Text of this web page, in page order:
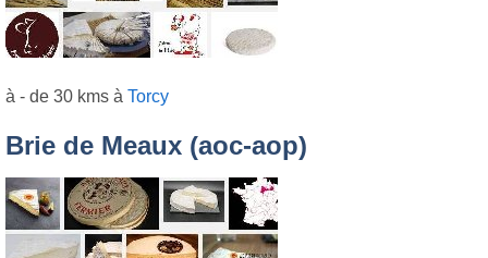
à - de 30 kms à Torcy
Brie de Meaux (aoc-aop)